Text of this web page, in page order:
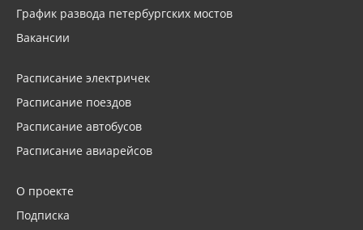
График развода петербургских мостов
Вакансии
Расписание электричек
Расписание поездов
Расписание автобусов
Расписание авиарейсов
О проекте
Подписка